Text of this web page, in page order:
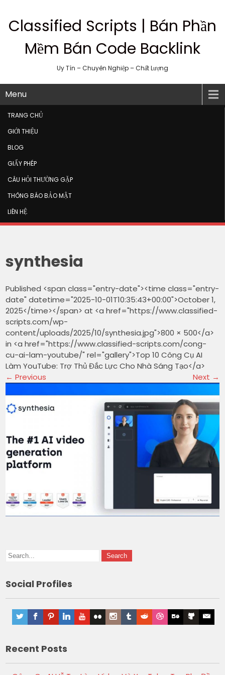
Classified Scripts | Bán Phần
Mềm Bán Code Backlink
Uy Tín – Chuyên Nghiệp – Chất Lượng
Menu
TRANG CHỦ
GIỚI THIỆU
BLOG
GIẤY PHÉP
CÂU HỎI THƯỜNG GẶP
THÔNG BÁO BẢO MẬT
LIÊN HỆ
synthesia
Published <span class="entry-date"><time class="entry-
date" datetime="2025-10-01T10:35:43+00:00">October 1,
2025</time></span> at <a href="https://www.classified-
scripts.com/wp-
content/uploads/2025/10/synthesia.jpg">800 × 500</a>
in <a href="https://www.classified-scripts.com/cong-
cu-ai-lam-youtube/" rel="gallery">Top 10 Công Cụ AI
Làm YouTube: Trợ Thủ Đắc Lực Cho Nhà Sáng Tạo</a>
← Previous Next →
Social Profiles
Recent Posts